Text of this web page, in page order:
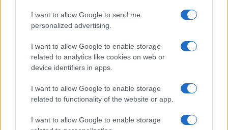
I want to allow Google to send me
personalized advertising.
I want to allow Google to enable storage
related to analytics like cookies on web or
device identifiers in apps.
I want to allow Google to enable storage
related to functionality of the website or app.
I want to allow Google to enable storage
Petrolio in calo, Brent a 88.9 USD dopo un ribasso del 8.3%